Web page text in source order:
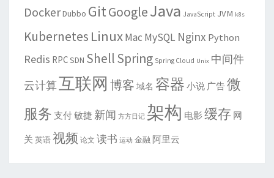
DockerDubbo GitGoogleJava JavaScript JVM k8s
Kubernetes LinuxMac MySQL Nginx Python
Redis RPCSDN ShellSpring Spring Cloud Unix 中间件
云计算互联网 博客 域名 容器 小说 广告微
服务 支付敏捷 新闻 方方日记 架构 电影 缓存 网
关 英语视频 论文 读书 运动 金融 阿里云